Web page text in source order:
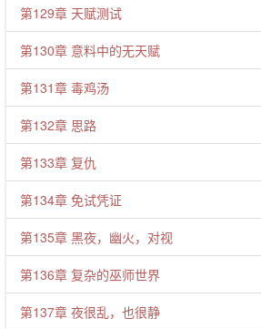
第129章 天赋测试
第130章 意料中的无天赋
第131章 毒鸡汤
第132章 思路
第133章 复仇
第134章 免试凭证
第135章 黑夜，幽火，对视
第136章 复杂的巫师世界
第137章 夜很乱，也很静